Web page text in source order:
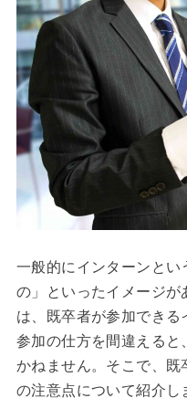
一般的にインターンとい
の」といったイメージが
は、既卒者が参加できる
参加の仕方を間違えると
かねません。そこで、既
の注意点について紹介し